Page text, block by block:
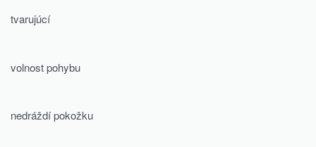
tvarujúcí
volnost pohybu
nedráždí pokožku